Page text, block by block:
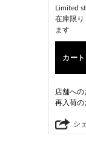
Limited
在庫限り
ます
カー
店舗へ
再入荷
シ